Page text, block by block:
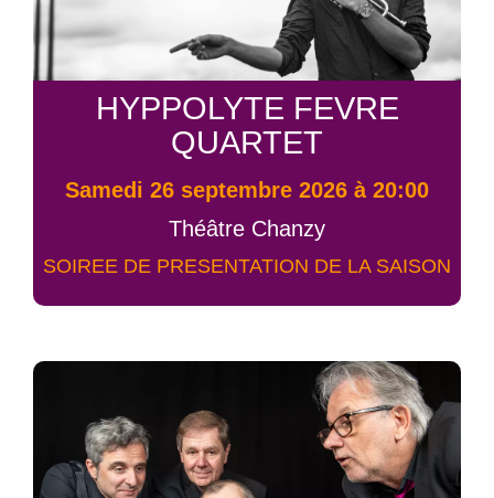
HYPPOLYTE FEVRE
QUARTET
samedi 26 septembre 2026 à 20:00
Théâtre Chanzy
SOIREE DE PRESENTATION DE LA SAISON